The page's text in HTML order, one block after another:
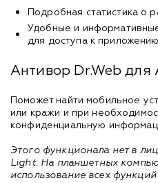
Подробная статистика о
Удобные и
для доступа к
Антивор Dr.Web для
Поможет найти мобильное
или кражи и при
конфиденциальную
Этого функционала нет в
Light. На планшетных
использование всех